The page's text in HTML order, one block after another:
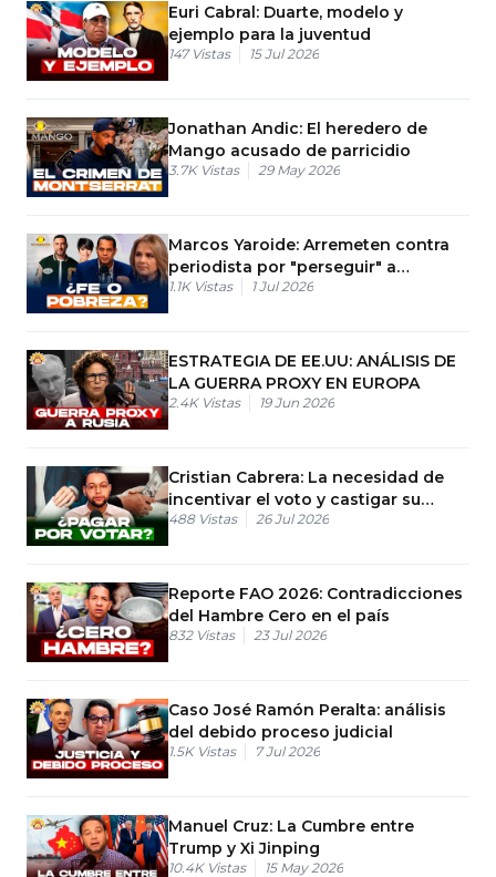
Euri Cabral: Duarte, modelo y
ejemplo para la juventud
147 Vistas 15 Jul 2026
Jonathan Andic: El heredero de
Mango acusado de parricidio
3.7K Vistas 29 May 2026
Marcos Yaroide: Arremeten contra
periodista por "perseguir" a
pastores en RD
1.1K Vistas 1 Jul 2026
ESTRATEGIA DE EE.UU: ANÁLISIS DE
LA GUERRA PROXY EN EUROPA
2.4K Vistas 19 Jun 2026
Cristian Cabrera: La necesidad de
incentivar el voto y castigar su
abstención
488 Vistas 26 Jul 2026
Reporte FAO 2026: Contradicciones
del Hambre Cero en el país
832 Vistas 23 Jul 2026
Caso José Ramón Peralta: análisis
del debido proceso judicial
1.5K Vistas 7 Jul 2026
Manuel Cruz: La Cumbre entre
Trump y Xi Jinping
10.4K Vistas 15 May 2026